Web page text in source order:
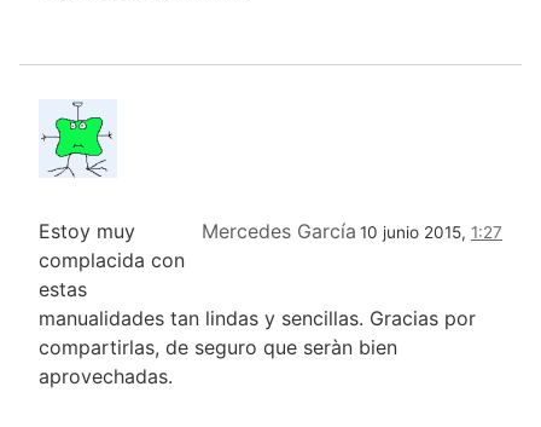
Mercedes García 10 junio 2015, 1:27
Estoy muy
complacida con
estas
manualidades tan lindas y sencillas. Gracias por
compartirlas, de seguro que seràn bien
aprovechadas.